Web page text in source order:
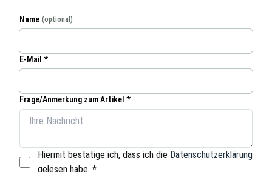
Name (optional)
E-Mail *
Frage/Anmerkung zum Artikel *
Hiermit bestätige ich, dass ich die Datenschutzerklärung
gelesen habe. *